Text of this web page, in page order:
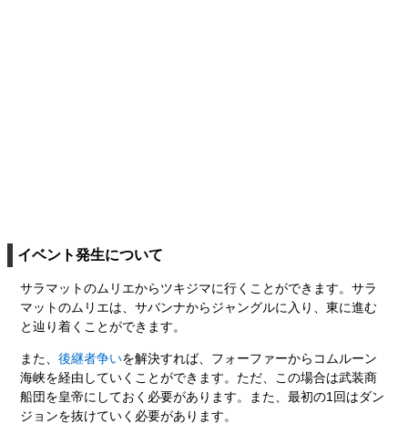
イベント発生について
サラマットのムリエからツキジマに行くことができます。サラ
マットのムリエは、サバンナからジャングルに入り、東に進む
と辿り着くことができます。
また、 後継者争いを解決すれば、フォーファーからコムルーン
海峡を経由していくことができます。ただ、この場合は武装商
船団を皇帝にしておく必要があります。また、最初の1回はダン
ジョンを抜けていく必要があります。